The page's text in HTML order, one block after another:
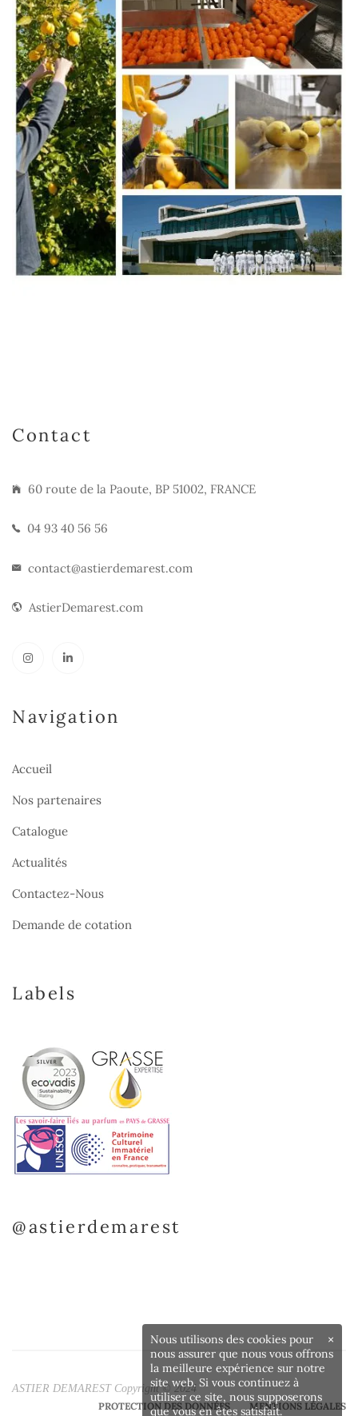
Contact
60 route de la Paoute, BP 51002, FRANCE
04 93 40 56 56
contact@astierdemarest.com
AstierDemarest.com
Navigation
Accueil
Nos partenaires
Catalogue
Actualités
Contactez-Nous
Demande de cotation
Labels
@astierdemarest
ASTIER DEMAREST Copyright © 2024
PROTECTION DES DONNÉES
MENTIONS LÉGALES
×
Nous utilisons des cookies pour
nous assurer que nous vous offrons
la meilleure expérience sur notre
site web. Si vous continuez à
utiliser ce site, nous supposerons
que vous en êtes satisfait.